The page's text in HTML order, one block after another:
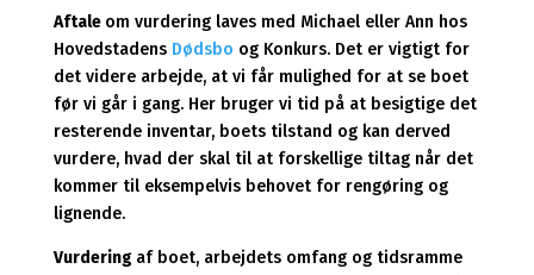
Aftale om vurdering laves med Michael eller Ann hos
Hovedstadens Dødsbo og Konkurs. Det er vigtigt for
det videre arbejde, at vi får mulighed for at se boet
før vi går i gang. Her bruger vi tid på at besigtige det
resterende inventar, boets tilstand og kan derved
vurdere, hvad der skal til at forskellige tiltag når det
kommer til eksempelvis behovet for rengøring og
lignende.
Vurdering af boet, arbejdets omfang og tidsramme